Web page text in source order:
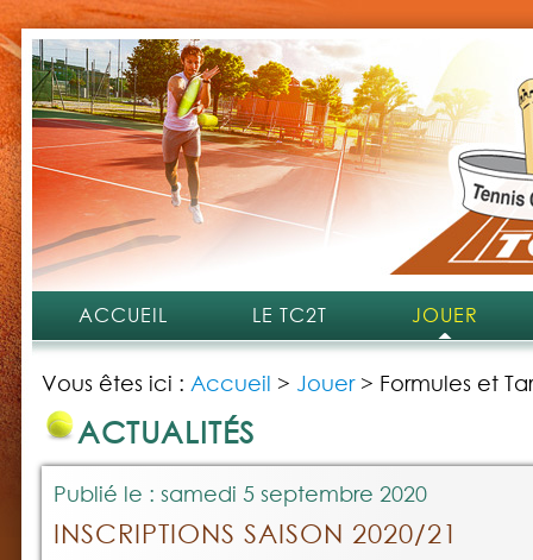
ACCUEIL LE TC2T JOUER
Vous êtes ici : Accueil > Jouer> Formules et
ACTUALITÉS
Publié le : samedi 5 septembre 2020
INSCRIPTIONS SAISON 2020/21